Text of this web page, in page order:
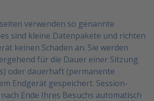
verwenden so genannte
sind kleine Datenpakete und richten
keinen Schaden an. Sie werden
für die Dauer einer Sitzung
oder dauerhaft (permanente
Endgerät gespeichert. Session-
Ende Ihres Besuchs automatisch